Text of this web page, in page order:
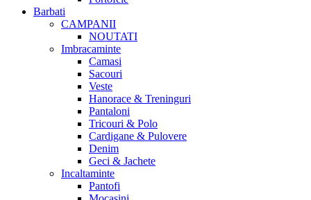
Barbati
CAMPANII
NOUTATI
Imbracaminte
Camasi
Sacouri
Veste
Hanorace & Treninguri
Pantaloni
Tricouri & Polo
Cardigane & Pulovere
Denim
Geci & Jachete
Incaltaminte
Pantofi